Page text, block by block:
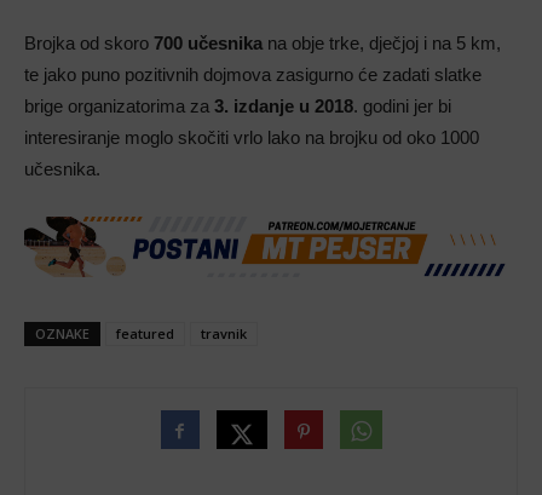
Brojka od skoro 700 učesnika na obje trke, dječjoj i na 5 km,
te jako puno pozitivnih dojmova zasigurno će zadati slatke
brige organizatorima za 3. izdanje u 2018. godini jer bi
interesiranje moglo skočiti vrlo lako na brojku od oko 1000
učesnika.
OZNAKE featured travnik